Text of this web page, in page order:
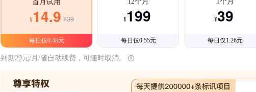
首月试用
¥14.9 ¥39
每日仅0.48元
¥199
每日仅0.55元
¥39
每日仅1.26元
到期29元/月/省自动续费，可随时取消。